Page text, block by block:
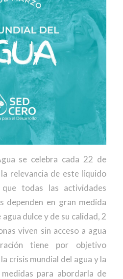
se celebra cada 22 de
relevancia de este líquido
todas las actividades
dependen en gran medida
dulce y de su calidad, 2
viven sin acceso a agua
tiene por objetivo
crisis mundial del agua y la
para abordarla de